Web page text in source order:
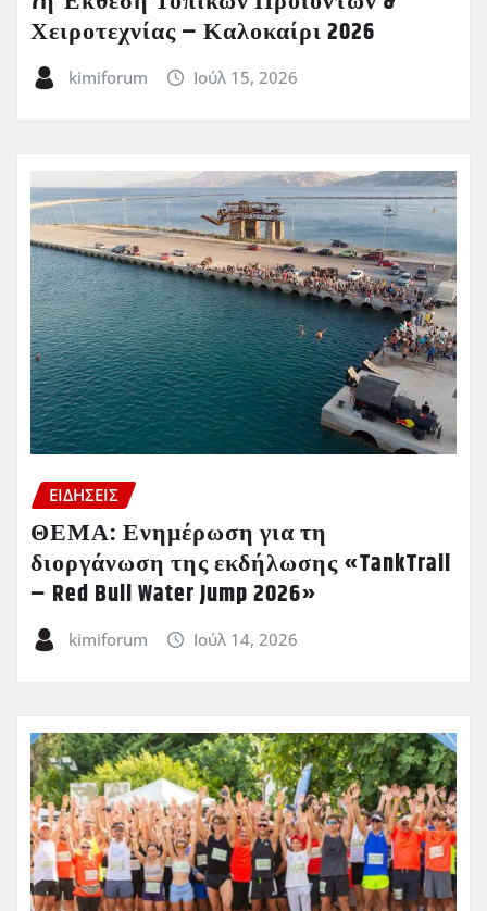
Χειροτεχνίας – Καλοκαίρι 2026
kimiforum Ιούλ 15, 2026
ΕΙΔΗΣΕΙΣ
ΘΕΜΑ: Ενημέρωση για τη
διοργάνωση της εκδήλωσης «TankTrail
– Red Bull Water Jump 2026»
kimiforum Ιούλ 14, 2026